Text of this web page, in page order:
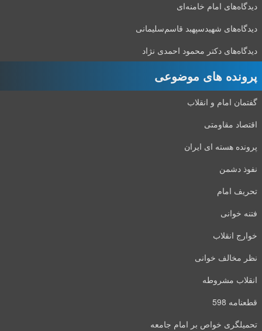
دیدگاه‌های امام خامنه‌ای
دیدگاه‌های شهید‌سپهبد قاسم‌سلیمانی
دیدگاه‌های دکتر محمود احمدی نژاد
پرونده های موضوعی
گفتمان امام و انقلاب
اقتصاد مقاومتی
پرونده هسته ای ایران
نفوذ دشمن
تحریف امام
فتنه خوانی
خوارج انقلاب
نظر مخالف خوانی
انقلاب مشروطه
قطعنامه 598
تحمیلگری خواص بر امام جامعه